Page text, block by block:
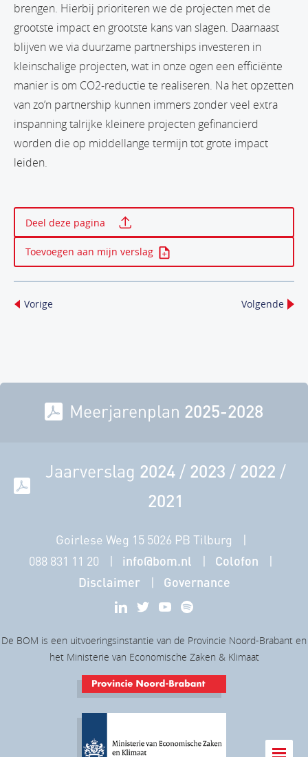
brengen. Hierbij prioriteren we de projecten met de
grootste impact en grootste kans van slagen. Daarnaast
blijven we via duurzame partnerships investeren in
kleinschalige projecten, wat in onze ogen een efficiënte
manier is om CO2-reductie te realiseren. Na het opzetten
van zo’n partnership kunnen immers zonder veel extra
inspanning talrijke kleinere projecten gefinancierd
worden die op middellange termijn tot grote impact
leiden.
Deel deze pagina
Toevoegen aan mijn verslag
Vorige Volgende
Meerjarenplan 2025-2028
Jaarverslag 2024/ 2023 / 2022 /
2021
Goirlese Weg 15 5026 PB Tilburg
088 831 11 20
info@bom.nl
Colofon
Disclaimer
Governance
De BOM is een uitvoeringsinstantie van de Provincie Noord-Brabant en
het Ministerie van Economische Zaken & Klimaat